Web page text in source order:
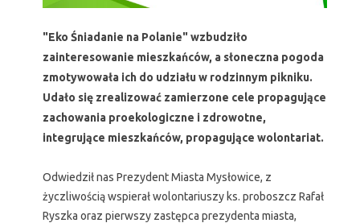
"Eko Śniadanie na Polanie" wzbudziło
zainteresowanie mieszkańców, a słoneczna pogoda
zmotywowała ich do udziału w rodzinnym pikniku.
Udało się zrealizować zamierzone cele propagujące
zachowania proekologiczne i zdrowotne,
integrujące mieszkańców, propagujące wolontariat.
Odwiedził nas Prezydent Miasta Mysłowice, z
życzliwością wspierał wolontariuszy ks. proboszcz Rafał
Ryszka oraz pierwszy zastępca prezydenta miasta,